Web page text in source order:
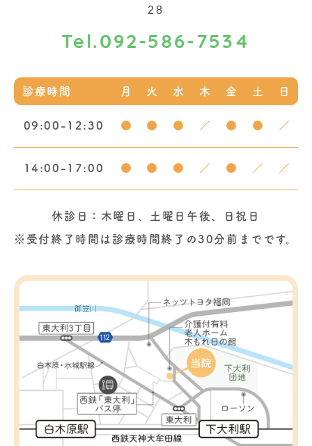
28
Tel. 092-586-7534
診療時間 月 火 水 木 金 土 日
09:00-12:30 ● ● ● ／ ● ● ／
14:00-17:00 ● ● ● ／ ● ／ ／
休診日：木曜日、土曜日午後、日祝日
※受付終了時間は診療時間終了の30分前までです。